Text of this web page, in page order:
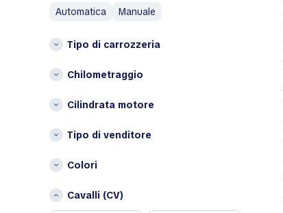
Austin
Avatr
B
Bestune
Bugatti
Paesi Bassi
Spagna
Altri
Bulgaria
Cipro
automatica
manuale
Tipo di carrozzeria
Chilometraggio
Cilindrata motore
Tipo di venditore
Colori
Cavalli (CV)